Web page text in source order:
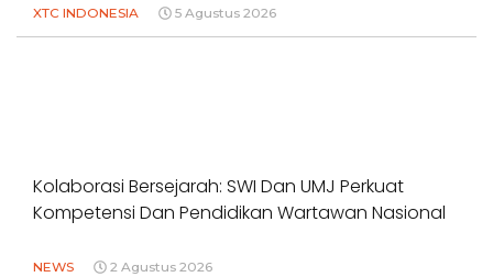
XTC INDONESIA 5 Agustus 2026
Kolaborasi Bersejarah: SWI Dan UMJ Perkuat
Kompetensi Dan Pendidikan Wartawan Nasional
NEWS 2 Agustus 2026